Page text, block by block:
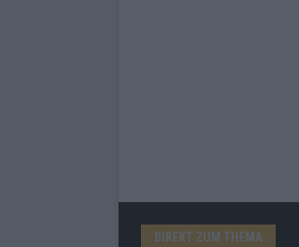
DIREKT ZUM THEMA